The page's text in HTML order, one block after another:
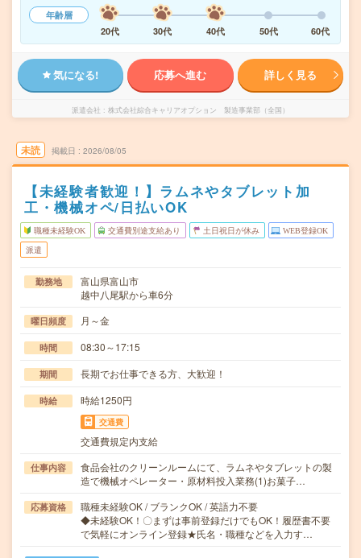
年齢層
20代
30代 40代 50代 60代
気になる! 応募へ進む 詳しく見る
派遣会社 株式会社綜合キャリアオプション 製造事業部（全国）
未読 掲載日 2026/08/05
【未経験者歓迎！】ラムネやタブレット加
工・機械オペ/日払いOK
職種未経験OK 交通費別途支給あり 土日祝日が休み WEB登録OK
派遣
勤務地
富山県富山市
越中八尾駅から車6分
曜日頻度 月～金
時間 08:30～17:15
期間 長期でお仕事できる方、大歓迎！
時給 時給1250円
交通費
交通費規定内支給
仕事内容
食品会社のクリーンルームにて、ラムネやタブレットの製
造で機械オペレーター・原材料投入業務(1)お菓子…
応募資格
職種未経験OK / ブランクOK / 英語力不要
◆未経験OK！〇まずは事前登録だけでもOK！履歴書不要
で気軽にオンライン登録★氏名・職種などを入力す…